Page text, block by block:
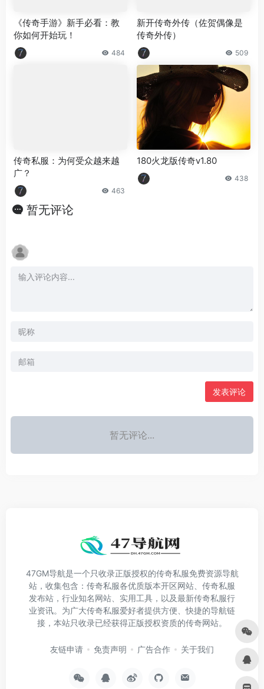
《传奇手游》新手必看：教
你如何开始玩！
484
新开传奇外传（佐贺偶像是
传奇外传）
509
传奇私服：为何受众越来越
广？
463
180火龙版传奇v1.80
438
暂无评论
发表评论
暂无评论...
47GM导航是一个只收录正版授权的传奇私服免费资源导航
站，收集包含：传奇私服各优质版本开区网站、传奇私服
发布站，行业知名网站、实用工具，以及最新传奇私服行
业资讯。为广大传奇私服爱好者提供方便、快捷的导航链
接，本站只收录已经获得正版授权资质的传奇网站。
友链申请 免责声明 广告合作 关于我们